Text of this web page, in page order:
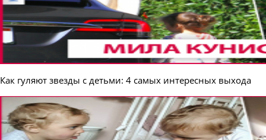
Как гуляют звезды с детьми: 4 самых интересных выхода